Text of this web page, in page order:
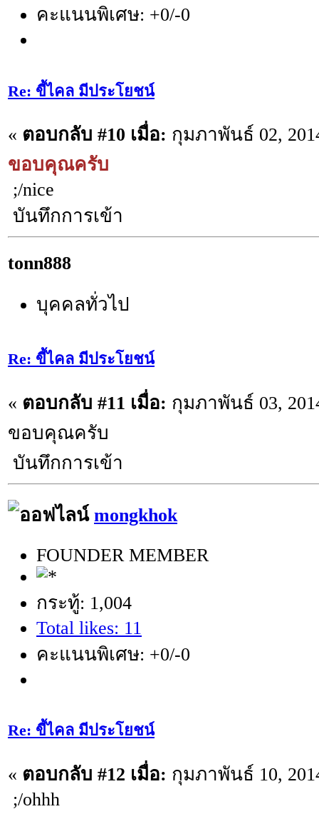
คะแนนพิเศษ: +0/-0
Re: ขี้ไคล มีประโยชน์
« ตอบกลับ #10 เมื่อ: กุมภาพันธ์ 02,
ขอบคุณครับ
;/nice
บันทึกการเข้า
tonn888
บุคคลทั่วไป
Re: ขี้ไคล มีประโยชน์
« ตอบกลับ #11 เมื่อ: กุมภาพันธ์ 03,
ขอบคุณครับ
บันทึกการเข้า
mongkhok
FOUNDER MEMBER
กระทู้: 1,004
Total likes: 11
คะแนนพิเศษ: +0/-0
Re: ขี้ไคล มีประโยชน์
« ตอบกลับ #12 เมื่อ: กุมภาพันธ์ 10,
;/ohhh